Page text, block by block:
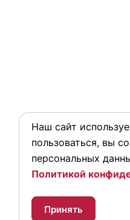
Наш сайт
пользоваться, вы
персональных
Политикой
Принять